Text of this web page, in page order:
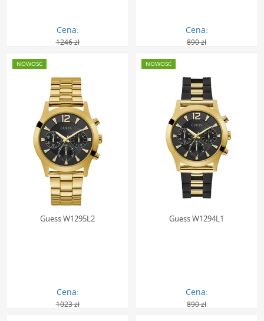
Cena:
1246 zł
Cena:
890 zł
Guess W1295L2
Cena:
1023 zł
NOWOŚĆ
Guess W1294L1
Cena:
890 zł
NOWOŚĆ